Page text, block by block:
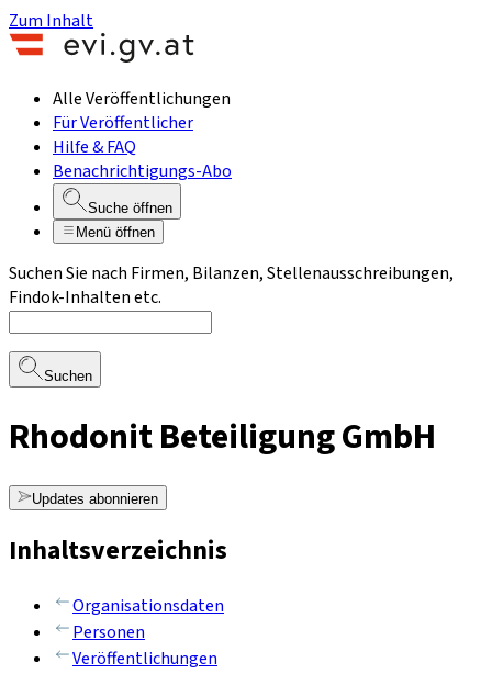
Zum Inhalt
Alle Veröffentlichungen
Für Veröffentlicher
Hilfe & FAQ
Benachrichtigungs-Abo
Suche öffnen
Menü öffnen
Suchen Sie nach Firmen, Bilanzen, Stellenausschreibungen,
Findok-Inhalten etc.
Suchen
Rhodonit Beteiligung GmbH
Updates abonnieren
Inhaltsverzeichnis
Organisationsdaten
Personen
Veröffentlichungen